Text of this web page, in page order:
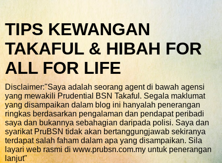
TIPS KEWANGAN
TAKAFUL & HIBAH FOR
ALL FOR LIFE
Disclaimer:"Saya adalah seorang agent di bawah agensi
yang mewakili Prudential BSN Takaful. Segala maklumat
yang disampaikan dalam blog ini hanyalah penerangan
ringkas berdasarkan pengalaman dan pendapat peribadi
saya dan bukannya sebahagian daripada polisi. Saya dan
syarikat PruBSN tidak akan bertanggungjawab sekiranya
terdapat salah faham dalam apa yang disampaikan. Sila
layari web rasmi di www.prubsn.com.my untuk penerangan
lanjut"